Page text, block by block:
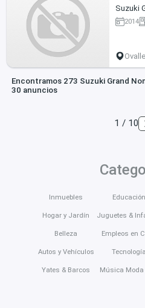
Suzuki
2014
Ovalle
Encontramos 273 Suzuki Grand
30 anuncios
1 / 10
Inmuebles
Hogar y Jardín
Belleza
Autos y Vehículos
Yates & Barcos
Educación
Juguetes &
Empleos en
Tecnología
Música Moda